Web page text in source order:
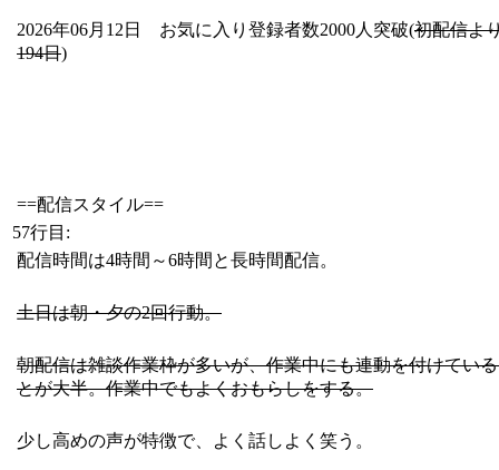
2026年06月12日 お気に入り登録者数2000人突破(初配信よ
194日)
==配信スタイル==
57行目:
配信時間は4時間～6時間と長時間配信。
土日は朝・夕の2回行動。
朝配信は雑談作業枠が多いが、作業中にも連動を付けてい
とが大半。作業中でもよくおもらしをする。
少し高めの声が特徴で、よく話しよく笑う。